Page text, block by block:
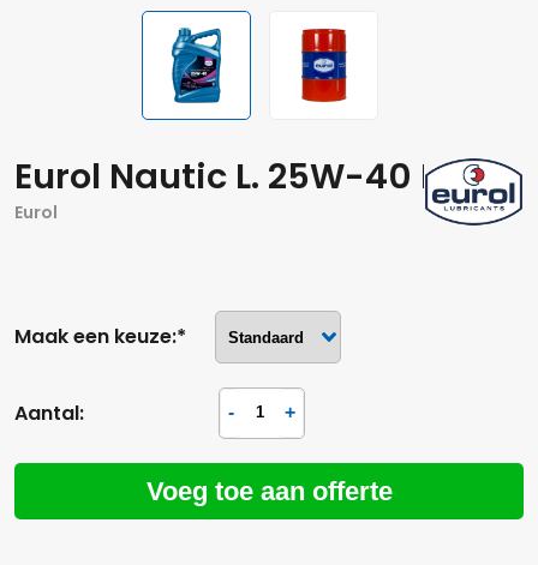
Eurol Nautic L. 25W-40 FCW
Eurol
Maak een keuze:*
Aantal:
Voeg toe aan offerte